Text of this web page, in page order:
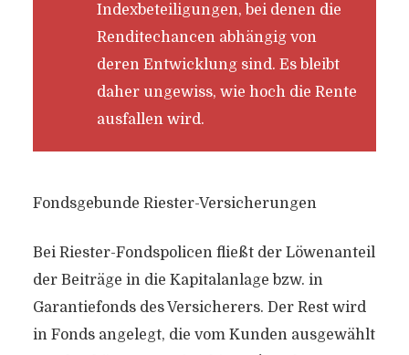
Indexbeteiligungen, bei denen die
Renditechancen abhängig von
deren Entwicklung sind. Es bleibt
daher ungewiss, wie hoch die Rente
ausfallen wird.
Fondsgebunde Riester-Versicherungen
Bei Riester-Fondspolicen fließt der Löwenanteil
der Beiträge in die Kapitalanlage bzw. in
Garantiefonds des Versicherers. Der Rest wird
in Fonds angelegt, die vom Kunden ausgewählt